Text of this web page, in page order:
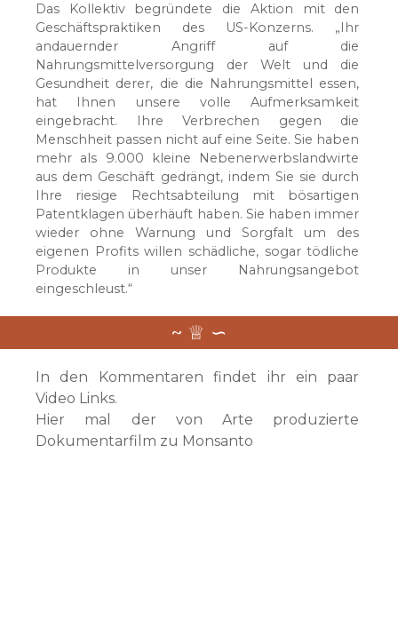
Das Kollektiv begründete die Aktion mit den
Geschäftspraktiken des US-Konzerns. „Ihr
andauernder Angriff auf die
Nahrungsmittelversorgung der Welt und die
Gesundheit derer, die die Nahrungsmittel essen,
hat Ihnen unsere volle Aufmerksamkeit
eingebracht. Ihre Verbrechen gegen die
Menschheit passen nicht auf eine Seite. Sie haben
mehr als 9.000 kleine Nebenerwerbslandwirte
aus dem Geschäft gedrängt, indem Sie sie durch
Ihre riesige Rechtsabteilung mit bösartigen
Patentklagen überhäuft haben. Sie haben immer
wieder ohne Warnung und Sorgfalt um des
eigenen Profits willen schädliche, sogar tödliche
Produkte in unser Nahrungsangebot
eingeschleust.“
In den Kommentaren findet ihr ein paar
Video Links.
Hier mal der von Arte produzierte
Dokumentarfilm zu Monsanto